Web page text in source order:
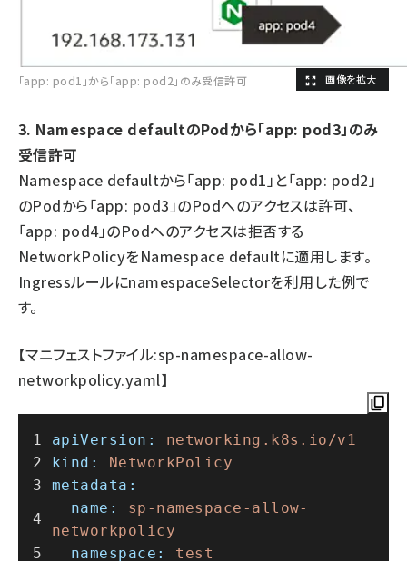
「app: pod1」から「app: pod2」のみ受信許可
3. Namespace defaultのPodから「app: pod3」のみ
受信許可
Namespace defaultから「app: pod1」と「app: pod2」
のPodから「app: pod3」のPodへのアクセスは許可、
「app: pod4」のPodへのアクセスは拒否する
NetworkPolicyをNamespace defaultに適用します。
IngressルールにnamespaceSelectorを利用した例で
す。
【マニフェストファイル:sp-namespace-allow-
networkpolicy.yaml】
apiVersion:
networking.k8s.io/v1
kind:
NetworkPolicy
metadata:
name:
sp-namespace-allow-
networkpolicy
namespace:
test